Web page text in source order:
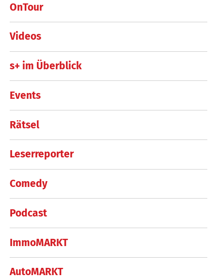
OnTour
Videos
s+ im Überblick
Events
Rätsel
Leserreporter
Comedy
Podcast
ImmoMARKT
AutoMARKT